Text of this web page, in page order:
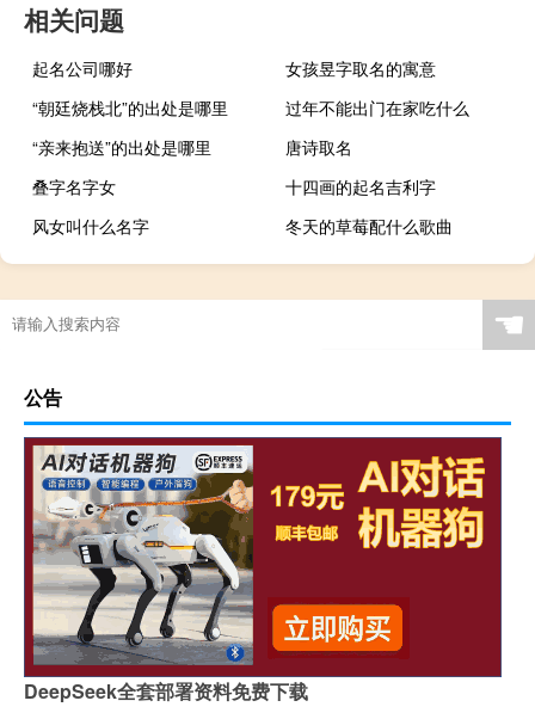
相关问题
起名公司哪好
女孩昱字取名的寓意
“朝廷烧栈北”的出处是哪里
过年不能出门在家吃什么
“亲来抱送”的出处是哪里
唐诗取名
叠字名字女
十四画的起名吉利字
风女叫什么名字
冬天的草莓配什么歌曲
☚
公告
DeepSeek全套部署资料免费下载